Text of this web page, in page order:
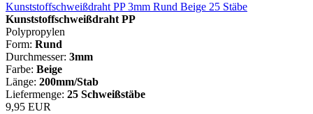
Kunststoffschweißdraht PP 3mm Rund Beige 25 Stäbe
Kunststoffschweißdraht PP
Polypropylen
Form: Rund
Durchmesser: 3mm
Farbe: Beige
Länge: 200mm/Stab
Liefermenge: 25 Schweißstäbe
9,95 EUR